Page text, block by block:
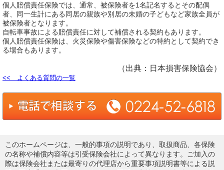
個人賠償責任保険では、通常、被保険者を1名記名するとその配偶
者、同一生計にある同居の親族や別居の未婚の子どもなど家族全員が
被保険者となります。
自転車事故による賠償責任に対して補償される契約もあります。
個人賠償責任保険は、火災保険や傷害保険などの特約として契約でき
る場合もあります。
（出典：日本損害保険協会）
<< よくある質問の一覧
このホームページは、一般的事項の説明であり、取扱商品、各保険
の名称や補償内容等は引受保険会社によって異なります。ご加入の
際は保険会社または最寄りの代理店から重要事項説明書等による説